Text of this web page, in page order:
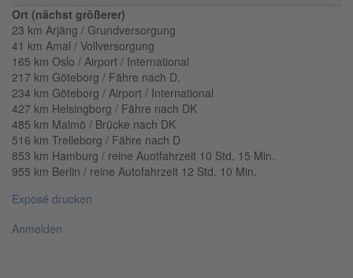
Ort (nächst größerer)
23 km Arjäng / Grundversorgung
41 km Amal / Vollversorgung
165 km Oslo / Airport / International
217 km Göteborg / Fähre nach D.
234 km Göteborg / Airport / International
427 km Helsingborg / Fähre nach DK
485 km Malmö / Brücke nach DK
516 km Trelleborg / Fähre nach D
853 km Hamburg / reine Auotfahrzeit 10 Std. 15 Min.
955 km Berlin / reine Autofahrzeit 12 Std. 10 Min.
Exposé drucken
Anmelden